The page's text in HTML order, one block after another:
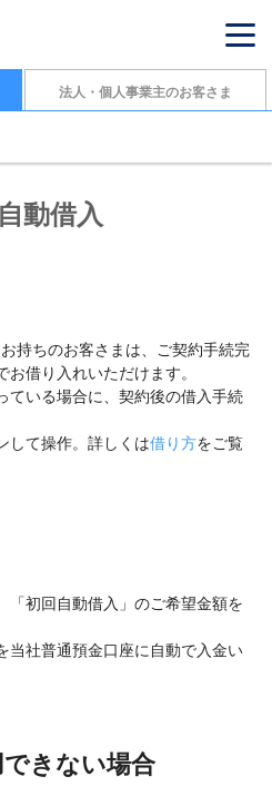
法人・個人事業主のお客さま
動借入
持ちのお客さまは、ご契約手続完
借り入れいただけます。
ている場合に、契約後の借入手続
して操作。詳しくは借り方をご覧
「初回自動借入」のご希望金額を
当社普通預金口座に自動で入金い
きない場合